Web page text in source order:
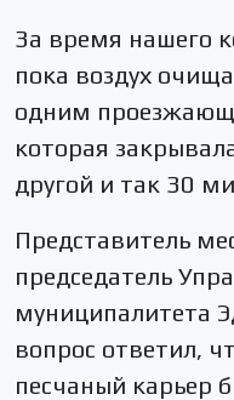
За время нашего
пока воздух
одним
которая
другой и так 30
Представитель
председатель
муниципалитета
вопрос ответил,
песчаный карьер